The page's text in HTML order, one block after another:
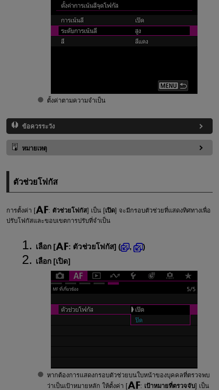
ตั้งค่าตามความจำเป็น
ข้อควรระวัง
หมายเหตุ
ตัวช่วยโฟกัส
การตั้งค่า [ : ตัวช่วยโฟกัส] เป็น [เปิด] จะมีกรอบตัวช่วยที่แสดงทิศทางเพื่อ
ปรับโฟกัสและขอบเขตการปรับที่จำเป็น
เลือก [ : ตัวช่วยโฟกัส] ( ,
)
เลือก [เปิด]
หากต้องการแสดงกรอบตัวช่วยบนใบหน้าของบุคคลที่ตรวจพบ
ว่าเป็นเป้าหมายหลัก ให้ตั้งค่า [
: เป้าหมายที่ตรวจจับ] เป็น